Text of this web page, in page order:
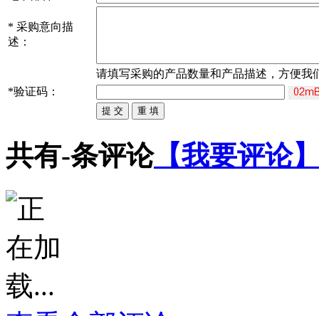
* 采购意向描
述：
请填写采购的产品数量和产品描述，方便我
*验证码：
共有-条评论【我要评论